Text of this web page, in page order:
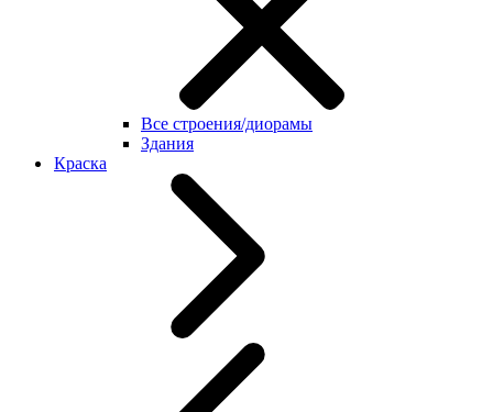
Все строения/диорамы
Здания
Краска